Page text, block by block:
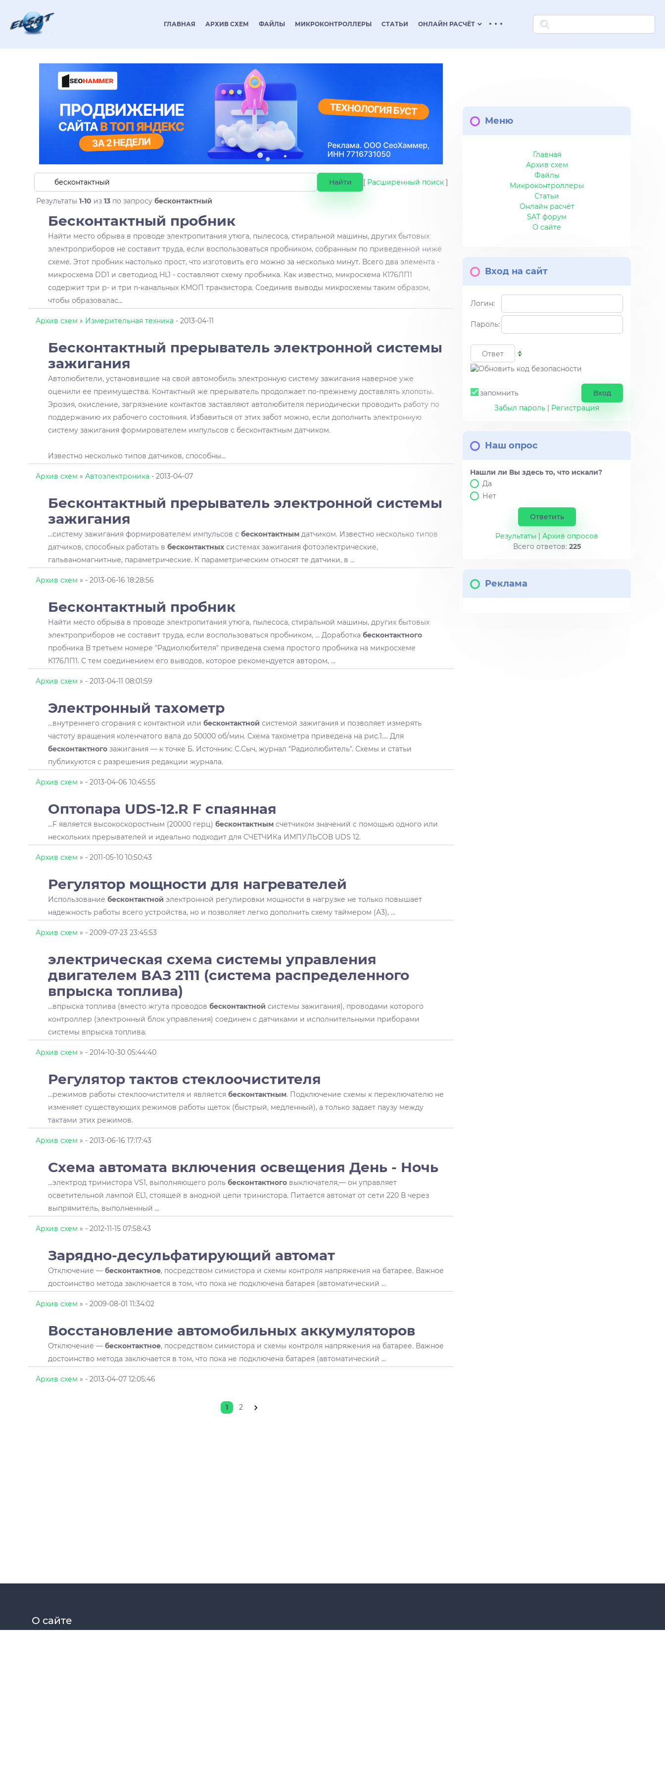
ГЛАВНАЯ АРХИВ СХЕМ ФАЙЛЫ МИКРОКОНТРОЛЛЕРЫ СТАТЬИ ОНЛАЙН РАСЧЁТ keyboard_arrow_down
[ Расширенный поиск ]
Результаты 1-10 из 13 по запросу бесконтактный
Бесконтактный пробник
Найти место обрыва в проводе электропитания утюга, пылесоса, стиральной машины, других бытовых
электроприборов не составит труда, если воспользоваться пробником, собранным по приведенной ниже
схеме. Этот пробник настолько прост, что изготовить его можно за несколько минут. Всего два элемента -
микросхема DD1 и светодиод HL1 - составляют схему пробника. Как известно, микросхема К176ЛП1
содержит три р- и три n-канальных КМОП транзистора. Соединив выводы микросхемы таким образом,
чтобы образовалас...
Архив схем » Измерительная техника - 2013-04-11
Бесконтактный прерыватель электронной системы
зажигания
Автолюбители, установившие на свой автомобиль электронную систему зажигания наверное уже
оценили ее преимущества. Контактный же прерыватель продолжает по-прежнему доставлять хлопоты.
Эрозия, окисление, загрязнение контактов заставляют автолюбителя периодически проводить работу по
поддержанию их рабочего состояния. Избавиться от этих забот можно, если дополнить электронную
систему зажигания формирователем импульсов с бесконтактным датчиком.
Известно несколько типов датчиков, способны...
Архив схем » Автоэлектроника - 2013-04-07
Бесконтактный прерыватель электронной системы
зажигания
...систему зажигания формирователем импульсов с бесконтактнымдатчиком. Известно несколько типов
датчиков, способных работать в бесконтактныхсистемах зажигания фотоэлектрические,
гальваномагнитные, параметрические. К параметрическим относят те датчики, в ...
Архив схем » - 2013-06-16 18:28:56
Бесконтактный пробник
Найти место обрыва в проводе электропитания утюга, пылесоса, стиральной машины, других бытовых
электроприборов не составит труда, если воспользоваться пробником, ... Доработка бесконтактного
пробника В третьем номере "Радиолюбителя" приведена схема простого пробника на микросхеме
К176ЛП1. С тем соединением его выводов, которое рекомендуется автором, ...
Архив схем » - 2013-04-11 08:01:59
Электронный тахометр
...внутреннего сгорания с контактной или бесконтактной системой зажигания и позволяет измерять
частоту вращения коленчатого вала до 50000 об/мин. Схема тахометра приведена на рис.1.... Для
бесконтактногозажигания — к точке Б. Источник: С.Сыч, журнал "Радиолюбитель". Схемы и статьи
публикуются с разрешения редакции журнала.
Архив схем » - 2013-04-06 10:45:55
Оптопара UDS-12.R F спаянная
...F является высокоскоростным (20000 герц) бесконтактнымсчетчиком значений с помощью одного или
нескольких прерывателей и идеально подходит для СЧЕТЧИКа ИМПУЛЬСОВ UDS 12.
Архив схем » - 2011-05-10 10:50:43
Регулятор мощности для нагревателей
Использование бесконтактной электронной регулировки мощности в нагрузке не только повышает
надежность работы всего устройства, но и позволяет легко дополнить схему таймером (A3), ...
Архив схем » - 2009-07-23 23:45:53
электрическая схема системы управления
двигателем ВАЗ 2111 (система распределенного
впрыска топлива)
...впрыска топлива (вместо жгута проводов бесконтактной системы зажигания), проводами которого
контроллер (электронный блок управления) соединен с датчиками и исполнительными приборами
системы впрыска топлива.
Архив схем » - 2014-10-30 05:44:40
Регулятор тактов стеклоочистителя
...режимов работы стеклоочистителя и является бесконтактным. Подключение схемы к переключателю не
изменяет существующих режимов работы щеток (быстрый, медленный), а только задает паузу между
тактами этих режимов.
Архив схем » - 2013-06-16 17:17:43
Схема автомата включения освещения День - Ночь
...электрод тринистора VS1, выполняющего роль бесконтактноговыключателя,— он управляет
осветительной лампой EL1, стоящей в анодной цепи тринистора. Питается автомат от сети 220 В через
выпрямитель, выполненный ...
Архив схем » - 2012-11-15 07:58:43
Зарядно-десульфатирующий автомат
Отключение — бесконтактное, посредством симистора и схемы контроля напряжения на батарее. Важное
достоинство метода заключается в том, что пока не подключена батарея (автоматический ...
Архив схем » - 2009-08-01 11:34:02
Восстановление автомобильных аккумуляторов
Отключение — бесконтактное, посредством симистора и схемы контроля напряжения на батарее. Важное
достоинство метода заключается в том, что пока не подключена батарея (автоматический ...
Архив схем » - 2013-04-07 12:05:46
1 2
Меню
Главная
Архив схем
Файлы
Микроконтроллеры
Статьи
Онлайн расчёт
SAT форум
О сайте
Вход на сайт
Логин:
Пароль:
запомнить
Забыл пароль | Регистрация
Наш опрос
Нашли ли Вы здесь то, что искали?
Да
Нет
Результаты | Архив опросов
Всего ответов: 225
Реклама
О сайте